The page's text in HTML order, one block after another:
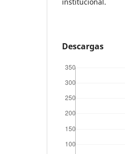
institucional.
Descargas